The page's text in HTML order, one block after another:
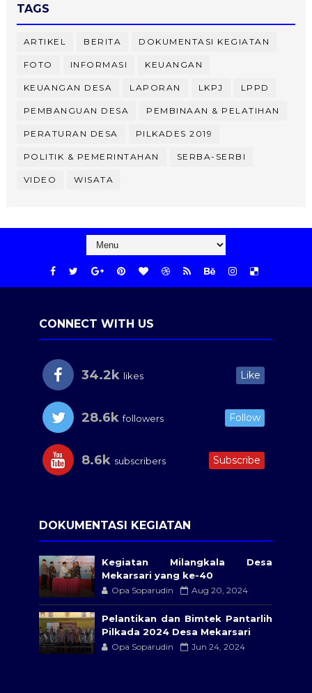
TAGS
ARTIKEL BERITA DOKUMENTASI KEGIATAN
FOTO INFORMASI KEUANGAN
KEUANGAN DESA LAPORAN LKPJ LPPD
PEMBANGUAN DESA PEMBINAAN & PELATIHAN
PERATURAN DESA PILKADES 2019
POLITIK & PEMERINTAHAN SERBA-SERBI
VIDEO WISATA
CONNECT WITH US
34.2k likes Like
28.6k followers Follow
8.6k subscribers Subscribe
DOKUMENTASI KEGIATAN
Kegiatan Milangkala Desa
Mekarsari yang ke-40
Opa Soparudin Aug 20, 2024
Pelantikan dan Bimtek Pantarlih
Pilkada 2024 Desa Mekarsari
Opa Soparudin Jun 24, 2024